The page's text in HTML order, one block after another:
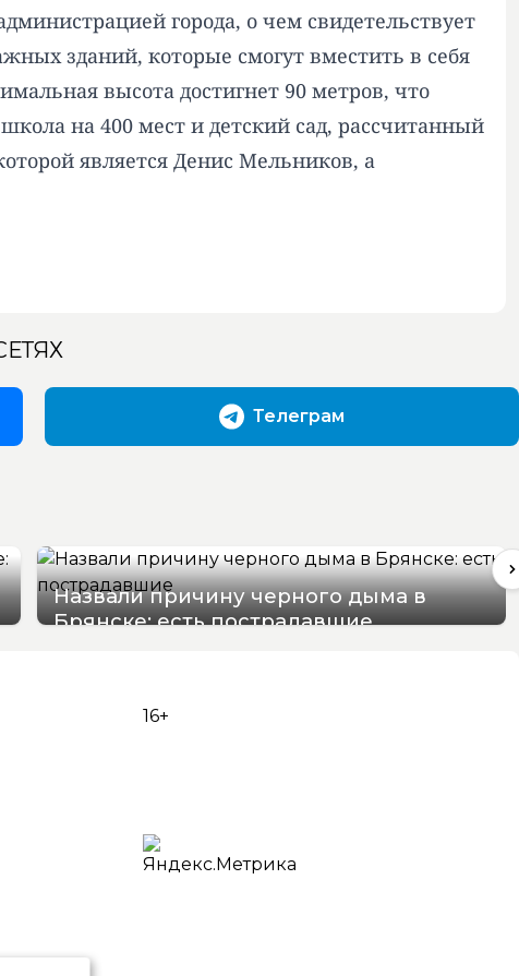
города, о чем свидетельствует
зданий, которые смогут вместить в себя
высота достигнет 90 метров, что
на 400 мест и детский сад, рассчитанный
является Денис Мельников, а
Телеграм
Назвали причину черного дыма в
Брянске: есть пострадавшие
16+